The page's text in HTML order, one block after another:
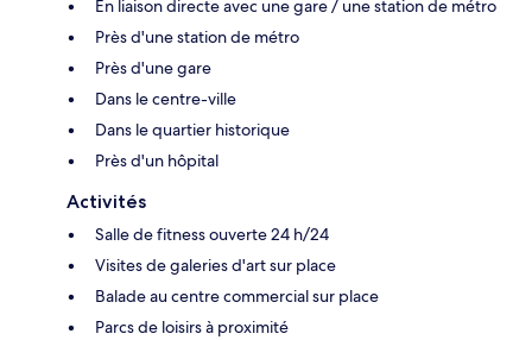
En liaison directe avec une gare / une station de métro
Près d'une station de métro
Près d'une gare
Dans le centre-ville
Dans le quartier historique
Près d'un hôpital
Activités
Salle de fitness ouverte 24 h/24
Visites de galeries d'art sur place
Balade au centre commercial sur place
Parcs de loisirs à proximité